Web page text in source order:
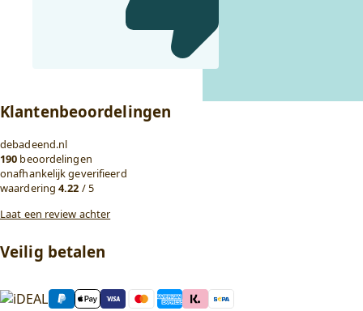
Klantenbeoordelingen
debadeend.nl
190 beoordelingen
onafhankelijk geverifieerd
waardering4.22 / 5
Laat een review achter
Veilig betalen